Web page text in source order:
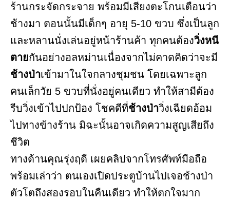
ร้านกระจัดกระจาย พร้อมมีเสียงตะโกนเตือนว่า
ช้างมา ตอนนั้นมีเด็กๆ อายุ 5-10 ขวบ ซึ่งเป็นลูก
และหลานนั่งเล่นอยู่หน้าร้านค้า ทุกคนต้องวิ่งหนี
ตายกันอย่างอลหม่านเนื่องจากไม่คาดคิดว่าจะมี
ช้างป่าเข้ามาในใจกลางชุมชน โดยเฉพาะลูก
คนเล็กวัย 5 ขวบที่นั่งอยู่คนเดียว ทำให้สามีต้อง
รีบวิ่งเข้าไปปกป้อง โชคดีที่ช้างป่าวิ่งเฉียดอ้อม
ไปทางข้างร้าน มิฉะนั้นอาจเกิดความสูญเสียถึง
ชีวิต
ทางด้านคุณรุ่งฤดี เผยคลิปจากโทรศัพท์มือถือ
พร้อมเล่าว่า ตนเองเปิดประตูบ้านไปเจอช้างป่า
ตัวโตถึงสองรอบในคืนเดียว ทำให้ตกใจมาก